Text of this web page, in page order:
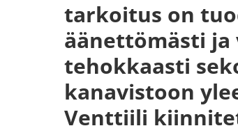
tarkoitus on
äänettömästi
tehokkaasti
kanavistoon
Venttiili